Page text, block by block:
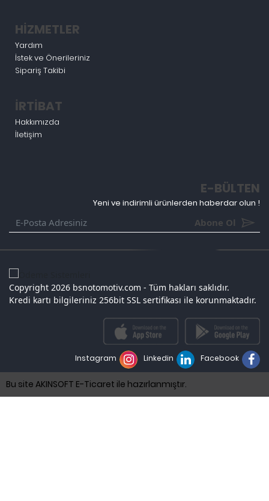
HİZMETLER
Yardım
İstek ve Önerileriniz
Sipariş Takibi
İRTİBAT
Hakkımızda
İletişim
E-BÜLTEN
Yeni ve indirimli ürünlerden haberdar olun !
Abone Ol
Copyright 2026 bsnotomotiv.com - Tüm hakları saklıdır.
Kredi kartı bilgileriniz 256bit SSL sertifikası ile korunmaktadır.
Facebook
Linkedin
Instagram
Bu site AKINSOFT E-Ticaret ile hazırlanmıştır.